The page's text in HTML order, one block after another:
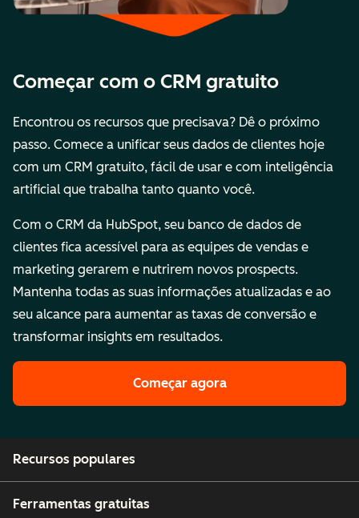
Começar com o CRM gratuito
Encontrou os recursos que precisava? Dê o próximo
passo. Comece a unificar seus dados de clientes hoje
com um CRM gratuito, fácil de usar e com inteligência
artificial que trabalha tanto quanto você.
Com o CRM da HubSpot, seu banco de dados de
clientes fica acessível para as equipes de vendas e
marketing gerarem e nutrirem novos prospects.
Mantenha todas as suas informações atualizadas e ao
seu alcance para aumentar as taxas de conversão e
transformar insights em resultados.
Começar agora
Recursos populares
Ferramentas gratuitas